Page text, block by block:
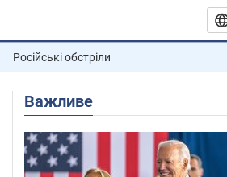
Російські обстріли
Важливе